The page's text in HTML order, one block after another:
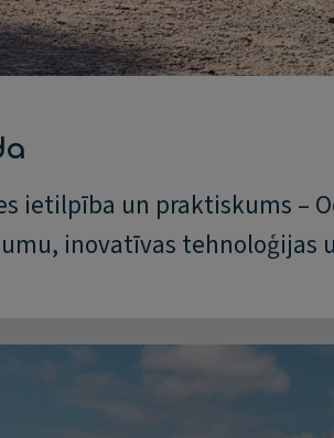
ietilpība un praktiskums –
inovatīvas tehnoloģijas